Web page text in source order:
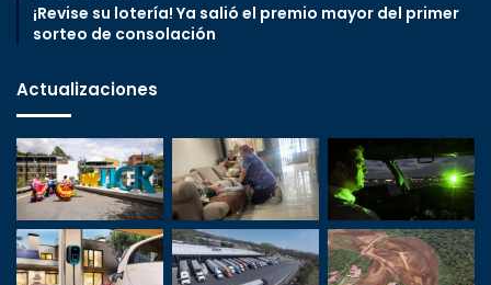
¡Revise su lotería! Ya salió el premio mayor del primer
sorteo de consolación
Actualizaciones